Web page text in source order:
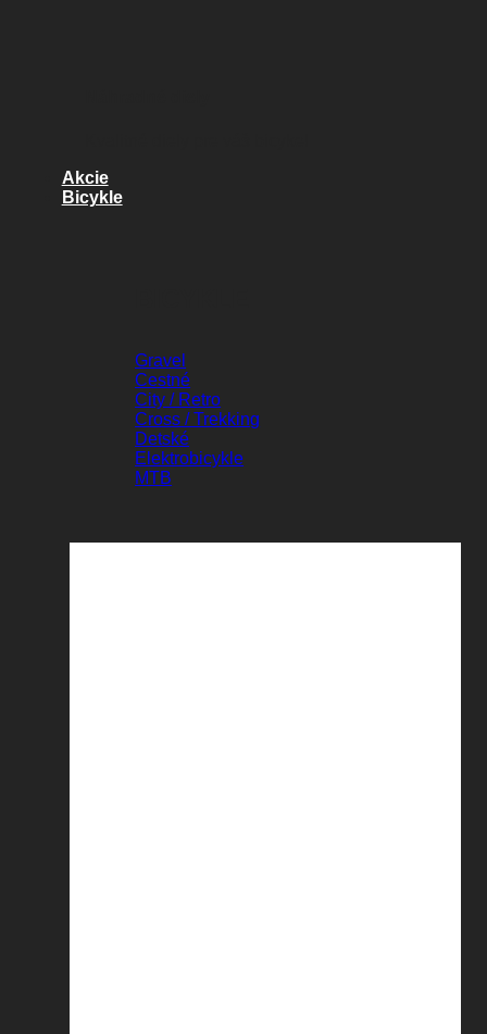
Akcie
Bicykle
Gravel
Cestné
City / Retro
Cross / Trekking
Detské
Elektrobicykle
MTB